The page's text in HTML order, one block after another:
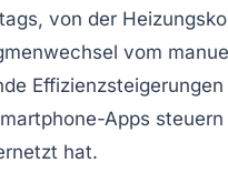
von der
vom
Apps
hat.